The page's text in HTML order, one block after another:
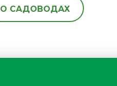
О САДОВОДАХ